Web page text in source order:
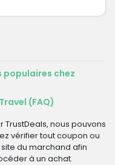
chez
(FAQ)
TrustDeals, nous pouvons
vérifier tout coupon ou
du marchand afin
à un achat.